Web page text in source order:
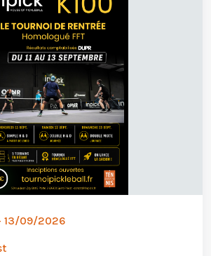
13/09/2026